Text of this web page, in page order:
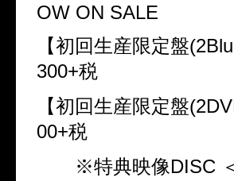
OW ON SALE
【初回生産限定盤
300+税
【初回生産限定盤
00+税
※特典映像DISC